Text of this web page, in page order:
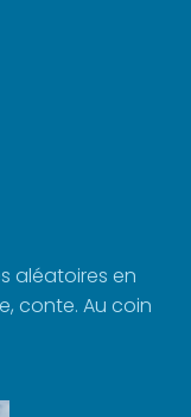
aléatoires en
conte. Au coin